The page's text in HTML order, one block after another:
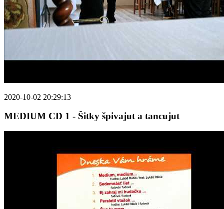
2020-10-02 20:29:13
MEDIUM CD 1 - Šitky špivajut a tancujut